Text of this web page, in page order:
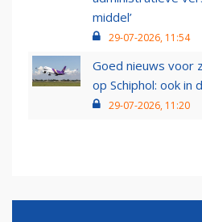
middel’
29-07-2026, 11:54
Goed nieuws voor
op Schiphol: ook in
29-07-2026, 11:20